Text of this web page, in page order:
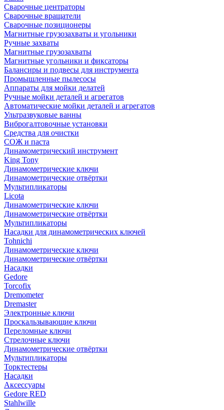
Сварочные центраторы
Сварочные вращатели
Сварочные позиционеры
Магнитные грузозахваты и угольники
Ручные захваты
Магнитные грузозахваты
Магнитные угольники и фиксаторы
Балансиры и подвесы для инструмента
Промышленные пылесосы
Аппараты для мойки делатей
Ручные мойки деталей и агрегатов
Автоматические мойки деталей и агрегатов
Ультразвуковые ванны
Виброгалтовочные установки
Средства для очистки
СОЖ и паста
Динамометрический инструмент
King Tony
Динамометрические ключи
Динамометрические отвёртки
Мультипликаторы
Licota
Динамометрические ключи
Динамометрические отвёртки
Мультипликаторы
Насадки для динамометрических ключей
Tohnichi
Динамометрические ключи
Динамометрические отвёртки
Насадки
Gedore
Torcofix
Dremometer
Dremaster
Электронные ключи
Проскальзывающие ключи
Переломные ключи
Стрелочные ключи
Динамометрические отвёртки
Мультипликаторы
Торктестеры
Насадки
Аксессуары
Gedore RED
Stahlwille